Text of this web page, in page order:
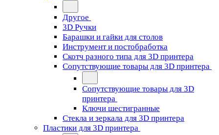
Другое
3D Ручки
Барашки и гайки для столов
Инструмент и постобработка
Скотч разного типа для 3D принтера
Сопутствующие товары для 3D принтера
Сопутствующие товары для 3D
принтера
Ключи шестигранные
Стекла и зеркала для 3D принтера
Пластики для 3D принтера